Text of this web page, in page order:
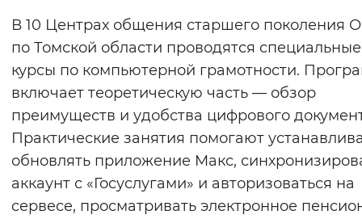
В 10 Центрах общения старшего поколения
по Томской области проводятся специальные
курсы по компьютерной грамотности.
включает теоретическую часть — обзор
преимуществ и удобства цифрового
Практические занятия помогают
обновлять приложение Mакс,
аккаунт с «Госуслугами» и авторизоваться на
сервесе, просматривать электронное